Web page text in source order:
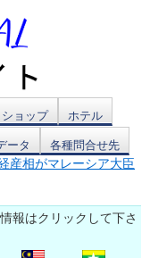
ショップ
ホテル
ータ 各種問合せ先
産相がマレーシア大臣
はクリックして下さ